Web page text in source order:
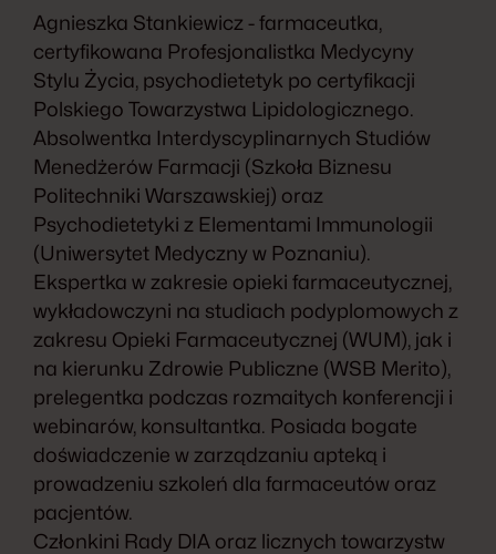
Agnieszka Stankiewicz - farmaceutka,
certyfikowana Profesjonalistka Medycyny
Stylu Życia, psychodietetyk po certyfikacji
Polskiego Towarzystwa Lipidologicznego.
Absolwentka Interdyscyplinarnych Studiów
Menedżerów Farmacji (Szkoła Biznesu
Politechniki Warszawskiej) oraz
Psychodietetyki z Elementami Immunologii
(Uniwersytet Medyczny w Poznaniu).
Ekspertka w zakresie opieki farmaceutycznej,
wykładowczyni na studiach podyplomowych z
zakresu Opieki Farmaceutycznej (WUM), jak i
na kierunku Zdrowie Publiczne (WSB Merito),
prelegentka podczas rozmaitych konferencji i
webinarów, konsultantka. Posiada bogate
doświadczenie w zarządzaniu apteką i
prowadzeniu szkoleń dla farmaceutów oraz
pacjentów.
Członkini Rady DIA oraz licznych towarzystw